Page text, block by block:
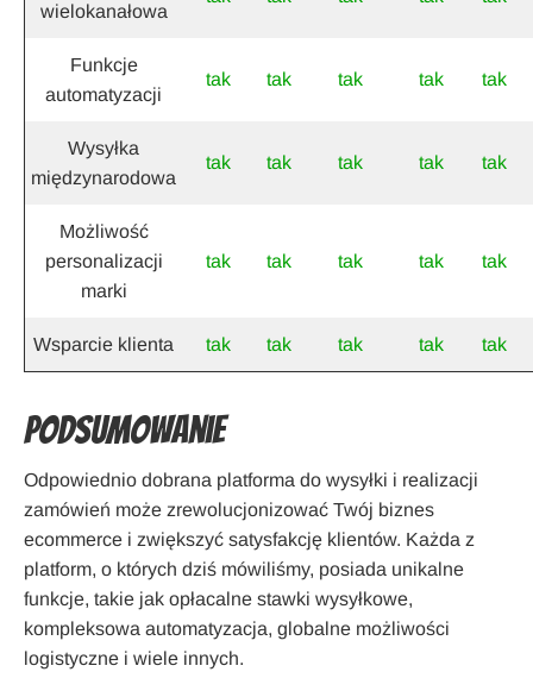
wielokanałowa
Funkcje
automatyzacji
tak tak tak tak tak
Wysyłka
międzynarodowa
tak tak tak tak tak
Możliwość
personalizacji
marki
tak tak tak tak tak
Wsparcie klienta tak tak tak tak tak
Podsumowanie
Odpowiednio dobrana platforma do wysyłki i realizacji
zamówień może zrewolucjonizować Twój biznes
ecommerce i zwiększyć satysfakcję klientów. Każda z
platform, o których dziś mówiliśmy, posiada unikalne
funkcje, takie jak opłacalne stawki wysyłkowe,
kompleksowa automatyzacja, globalne możliwości
logistyczne i wiele innych.